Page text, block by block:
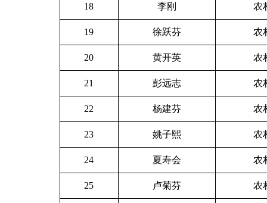
18 李刚 农
19 徐跃芬 农
20 黄开英 农
21 彭远志 农
22 杨建芬 农
23 姚子熙 农
24 夏寿会 农
25 卢菊芬 农